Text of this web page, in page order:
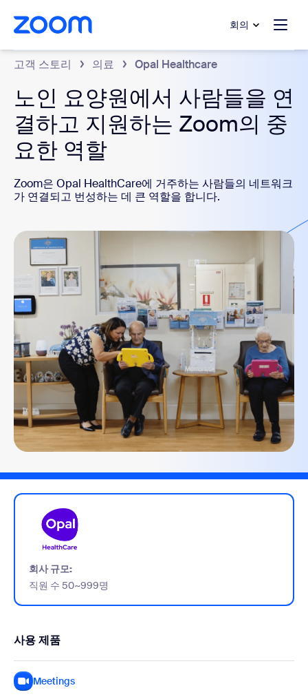
으로 건너뛰기
팅으로 건너뛰기 회의
고객 스토리 의료 Opal Healthcare
노인 요양원에서 사람들을 연
결하고 지원하는 Zoom의 중
요한 역할
Zoom은 Opal HealthCare에 거주하는 사람들의 네트워크
가 연결되고 번성하는 데 큰 역할을 합니다.
회사 규모:
직원 수 50~999명
사용 제품
Meetings